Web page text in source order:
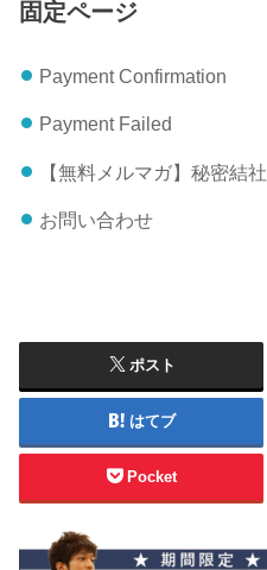
固定ページ
Payment Confirmation
Payment Failed
【無料メルマガ】秘密結社
お問い合わせ
ポスト
はてブ
Pocket